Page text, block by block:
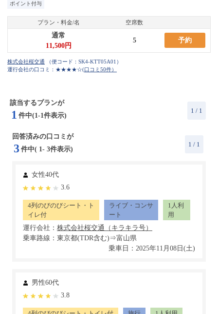
（便コード： SK4-KTT05A01 ）
運行会社の口コミ：★★★★☆(口コミ50件）
ポイント付与
プラン・料金/名 空席数
通常
11,500円
5 予約
該当するプランが
1 件中(1-1件表示)
1 / 1
回答済みの口コミが
3 件中( 1- 3件表示)
1 / 1
女性40代
3.6
4列のびのびシート・ト
イレ付
ライブ・コンサ
ート
1人利
用
運行会社：
乗車路線：東京都(TDR含む)⇒富山県
乗車日：2025年11月08日(土)
男性60代
3.8